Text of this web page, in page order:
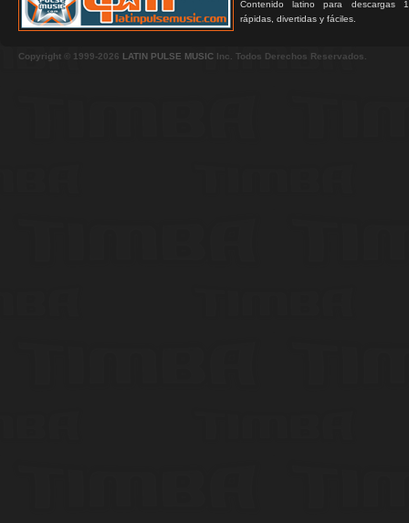
Contenido latino para descargas
rápidas, divertidas y fáciles.
Copyright © 1999-2026 LATIN PULSE MUSIC Inc. Todos Derechos Reservados.